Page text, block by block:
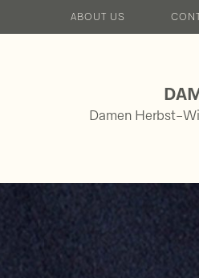
ABOUT US
Damen Herbst-